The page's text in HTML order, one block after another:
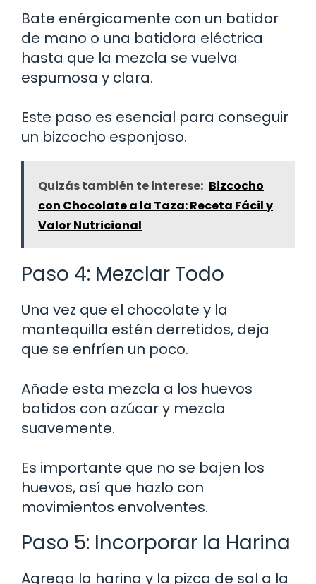
Bate enérgicamente con un batidor
de mano o una batidora eléctrica
hasta que la mezcla se vuelva
espumosa y clara.
Este paso es esencial para conseguir
un bizcocho esponjoso.
Quizás también te interese: Bizcocho
con Chocolate a la Taza: Receta Fácil y
Valor Nutricional
Paso 4: Mezclar Todo
Una vez que el chocolate y la
mantequilla estén derretidos, deja
que se enfríen un poco.
Añade esta mezcla a los huevos
batidos con azúcar y mezcla
suavemente.
Es importante que no se bajen los
huevos, así que hazlo con
movimientos envolventes.
Paso 5: Incorporar la Harina
Agrega la harina y la pizca de sal a la